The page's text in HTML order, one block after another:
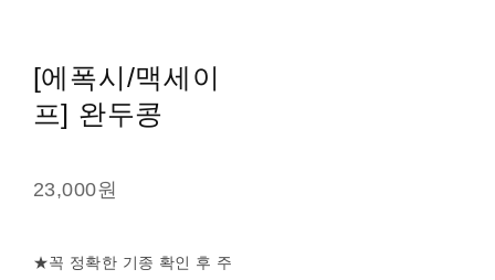
[에폭시/맥세이
프] 완두콩
23,000원
★꼭 정확한 기종 확인 후 주